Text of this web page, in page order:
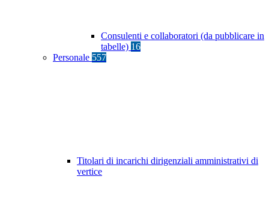
Consulenti e collaboratori (da pubblicare in
tabelle) 16
Personale 557
Titolari di incarichi dirigenziali amministrativi di
vertice